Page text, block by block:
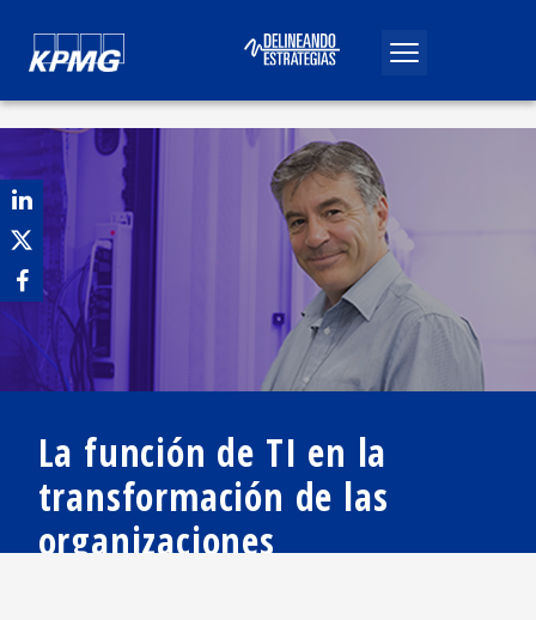
La función de TI en la
transformación de las
organizaciones
Publicado por Andrés Aldama